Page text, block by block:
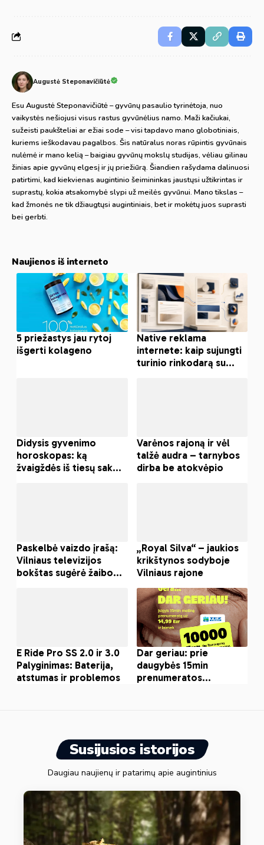
Augustė Steponavičiūtė
Esu Augustė Steponavičiūtė – gyvūnų pasaulio tyrinėtoja, nuo
vaikystės nešiojusi visus rastus gyvūnėlius namo. Maži kačiukai,
sužeisti paukšteliai ar ežiai sode – visi tapdavo mano globotiniais,
kuriems ieškodavau pagalbos. Šis natūralus noras rūpintis gyvūnais
nulėmė ir mano kelią – baigiau gyvūnų mokslų studijas, vėliau gilinau
žinias apie gyvūnų elgesį ir jų priežiūrą. Šiandien rašydama dalinuosi
patirtimi, kad kiekvienas augintinio šeimininkas jaustųsi užtikrintas ir
suprastų, kokia atsakomybė slypi už meilės gyvūnui. Mano tikslas –
kad žmonės ne tik džiaugtųsi augintiniais, bet ir mokėtų juos suprasti
bei gerbti.
Naujienos iš interneto
Susijusios istorijos
Daugiau naujienų ir patarimų apie augintinius